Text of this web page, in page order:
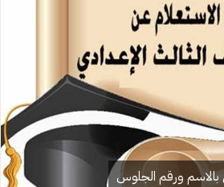
بالاسم ورقم الجلوس